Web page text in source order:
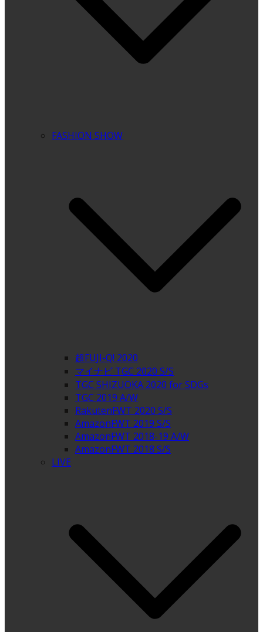
FASHION SHOW
超FUJI-Q! 2020
マイナビ TGC 2020 S/S
TGC SHIZUOKA 2020 for SDGs
TGC 2019 A/W
RakutenFWT 2020 S/S
AmazonFWT 2019 S/S
AmazonFWT 2018-19 A/W
AmazonFWT 2018 S/S
LIVE